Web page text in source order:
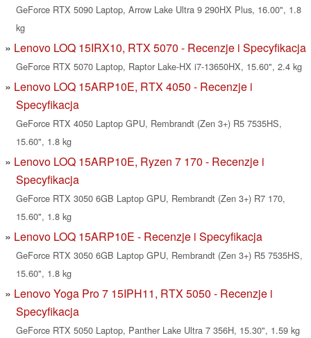
GeForce RTX 5090 Laptop, Arrow Lake Ultra 9 290HX Plus, 16.00", 1.8
kg
Lenovo LOQ 15IRX10, RTX 5070 - Recenzje i Specyfikacja
GeForce RTX 5070 Laptop, Raptor Lake-HX i7-13650HX, 15.60", 2.4 kg
Lenovo LOQ 15ARP10E, RTX 4050 - Recenzje i
Specyfikacja
GeForce RTX 4050 Laptop GPU, Rembrandt (Zen 3+) R5 7535HS,
15.60", 1.8 kg
Lenovo LOQ 15ARP10E, Ryzen 7 170 - Recenzje i
Specyfikacja
GeForce RTX 3050 6GB Laptop GPU, Rembrandt (Zen 3+) R7 170,
15.60", 1.8 kg
Lenovo LOQ 15ARP10E - Recenzje i Specyfikacja
GeForce RTX 3050 6GB Laptop GPU, Rembrandt (Zen 3+) R5 7535HS,
15.60", 1.8 kg
Lenovo Yoga Pro 7 15IPH11, RTX 5050 - Recenzje i
Specyfikacja
GeForce RTX 5050 Laptop, Panther Lake Ultra 7 356H, 15.30", 1.59 kg